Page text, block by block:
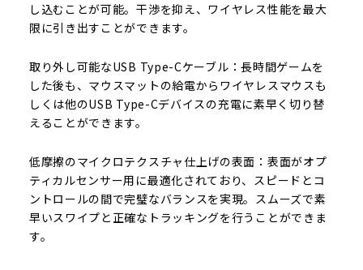
し込むことが可能。干渉を抑え、ワイヤレス性能を最大
限に引き出すことができます。
取り外し可能なUSB Type-Cケーブル：長時間ゲームを
した後も、マウスマットの給電からワイヤレスマウスも
しくは他のUSB Type-Cデバイスの充電に素早く切り替
えることができます。
低摩擦のマイクロテクスチャ仕上げの表面：表面がオプ
ティカルセンサー用に最適化されており、スピードとコ
ントロールの間で完璧なバランスを実現。スムーズで素
早いスワイプと正確なトラッキングを行うことができま
す。